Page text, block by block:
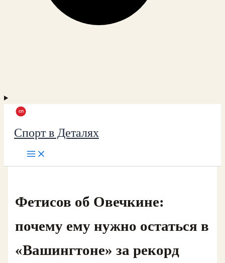
Спорт в Деталях
Фетисов об Овечкине:
почему ему нужно остаться в
«Вашингтоне» за рекорд